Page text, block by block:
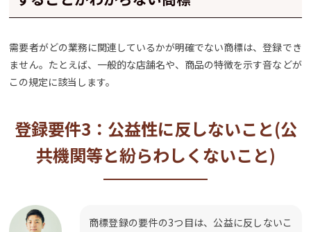
需要者がどの業務に関連しているかが明確でない商標は、登録でき
ません。たとえば、一般的な店舗名や、商品の特徴を示す音などが
この規定に該当します。
登録要件3：公益性に反しないこと(公
共機関等と紛らわしくないこと)
商標登録の要件の3つ目は、公益に反しないこ